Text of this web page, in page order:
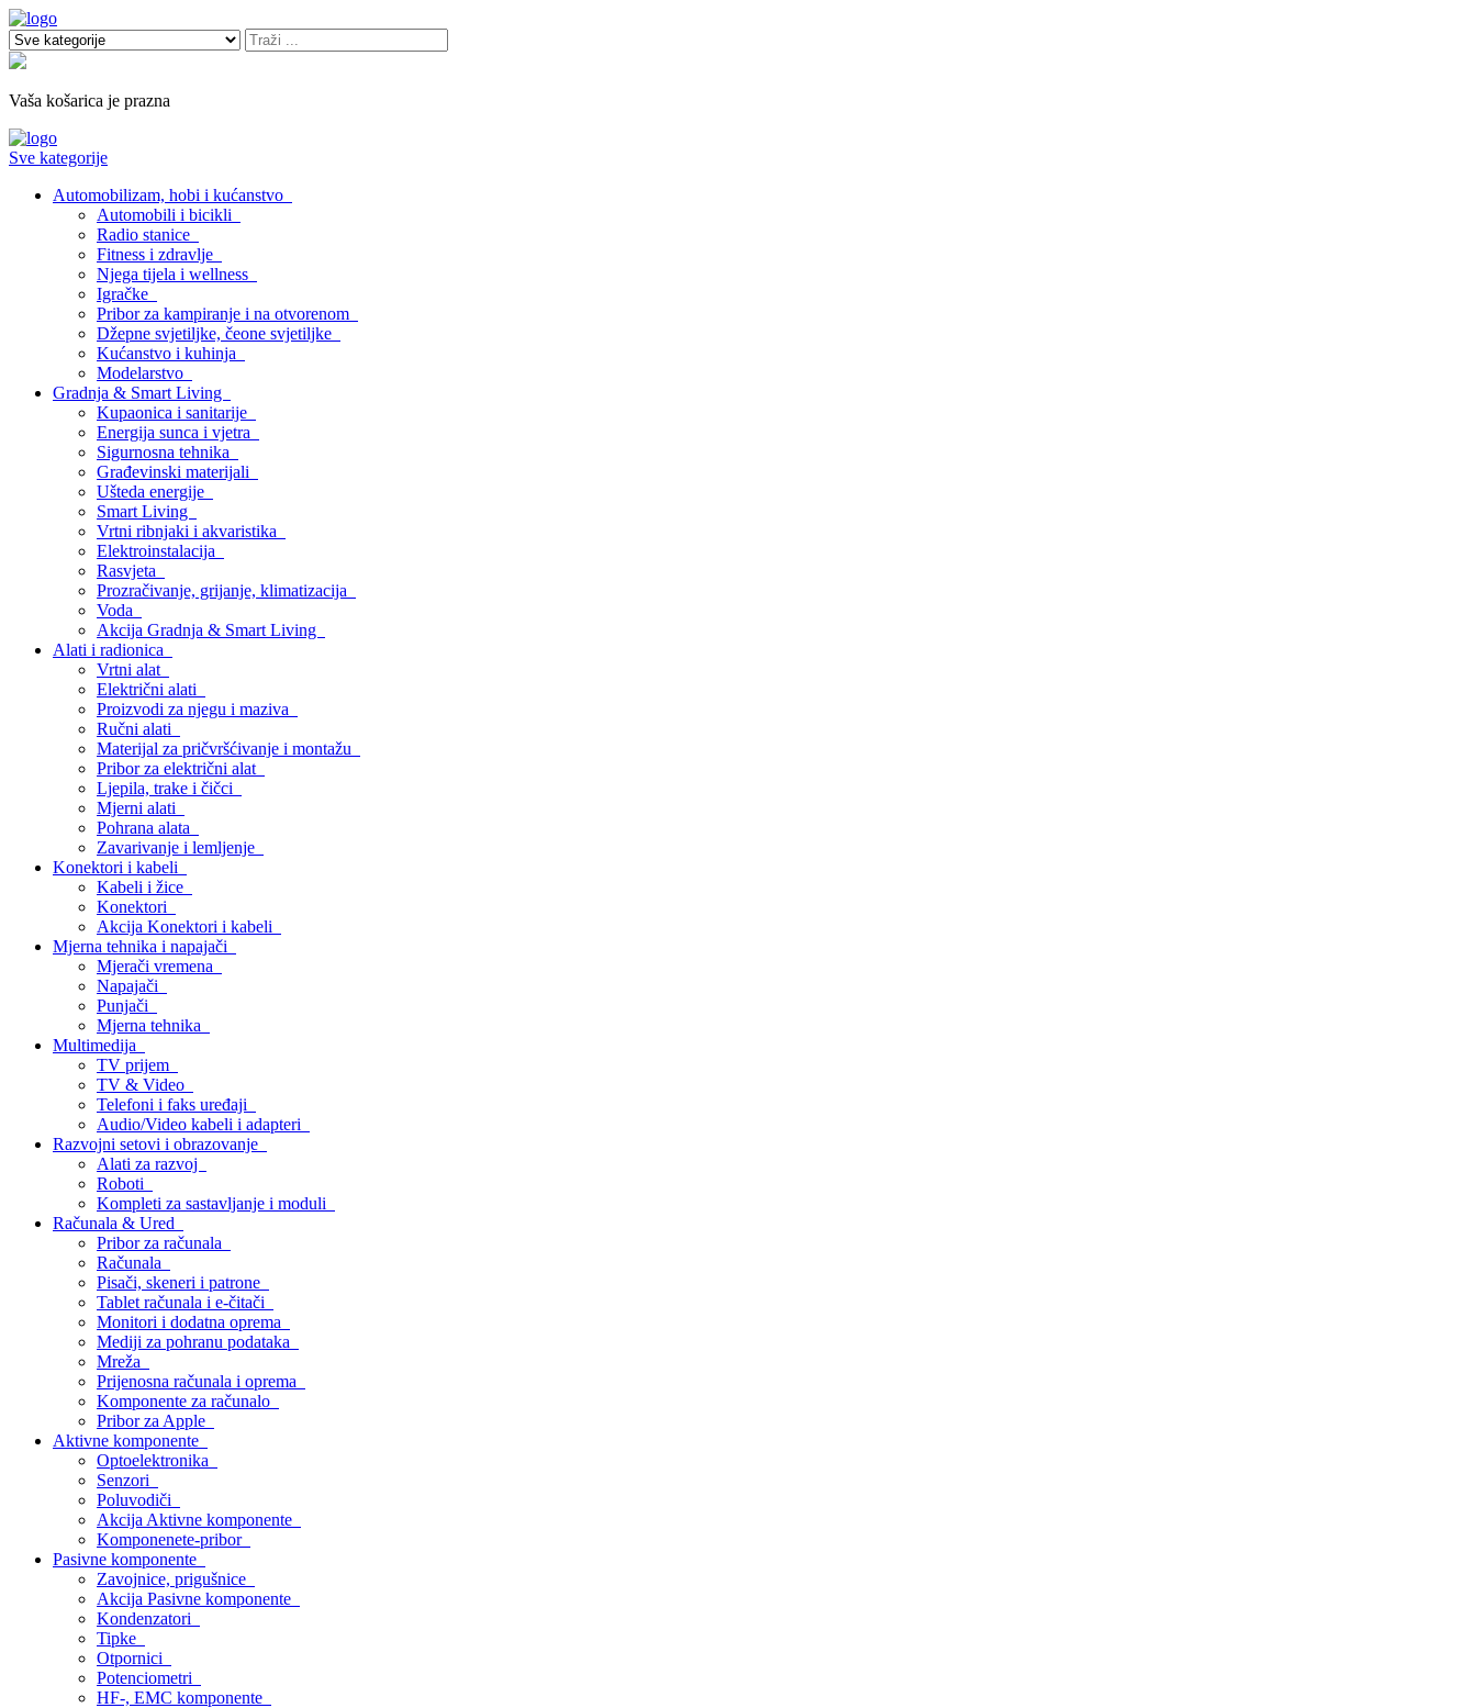
Vaša košarica je prazna
Sve kategorije
Automobilizam, hobi i kućanstvo
Automobili i bicikli
Radio stanice
Fitness i zdravlje
Njega tijela i wellness
Igračke
Pribor za kampiranje i na otvorenom
Džepne svjetiljke, čeone svjetiljke
Kućanstvo i kuhinja
Modelarstvo
Gradnja & Smart Living
Kupaonica i sanitarije
Energija sunca i vjetra
Sigurnosna tehnika
Građevinski materijali
Ušteda energije
Smart Living
Vrtni ribnjaki i akvaristika
Elektroinstalacija
Rasvjeta
Prozračivanje, grijanje, klimatizacija
Voda
Akcija Gradnja & Smart Living
Alati i radionica
Vrtni alat
Električni alati
Proizvodi za njegu i maziva
Ručni alati
Materijal za pričvršćivanje i montažu
Pribor za električni alat
Ljepila, trake i čičci
Mjerni alati
Pohrana alata
Zavarivanje i lemljenje
Konektori i kabeli
Kabeli i žice
Konektori
Akcija Konektori i kabeli
Mjerna tehnika i napajači
Mjerači vremena
Napajači
Punjači
Mjerna tehnika
Multimedija
TV prijem
TV & Video
Telefoni i faks uređaji
Audio/Video kabeli i adapteri
Razvojni setovi i obrazovanje
Alati za razvoj
Roboti
Kompleti za sastavljanje i moduli
Računala & Ured
Pribor za računala
Računala
Pisači, skeneri i patrone
Tablet računala i e-čitači
Monitori i dodatna oprema
Mediji za pohranu podataka
Mreža
Prijenosna računala i oprema
Komponente za računalo
Pribor za Apple
Aktivne komponente
Optoelektronika
Senzori
Poluvodiči
Akcija Aktivne komponente
Komponenete-pribor
Pasivne komponente
Zavojnice, prigušnice
Akcija Pasivne komponente
Kondenzatori
Tipke
Otpornici
Potenciometri
HF-, EMC komponente